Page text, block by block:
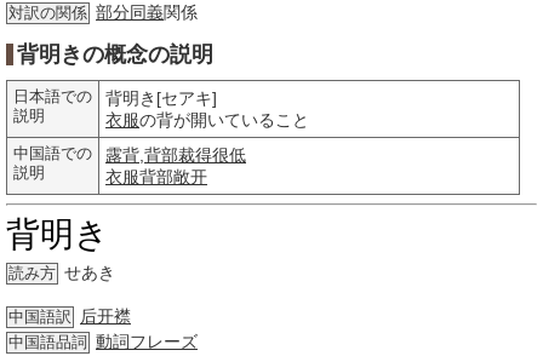
対訳の関係 部分同義関係
背明きの概念の説明
日本語での
説明
背明き[セアキ]
衣服の背が開いていること
中国語での
説明
露背 背部裁得很低
衣服背部敞开
背明き
読み方 せあき
中国語訳 后开襟
中国語品詞 動詞フレーズ